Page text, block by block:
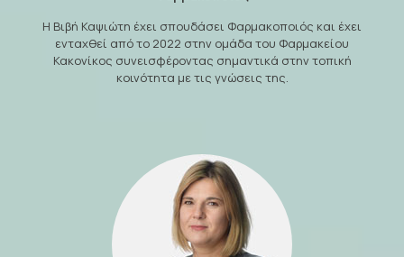
Η Βιβή Καψιώτη έχει σπουδάσει Φαρμακοποιός και έχει
ενταχθεί από το 2022 στην ομάδα του Φαρμακείου
Κακονίκος συνεισφέροντας σημαντικά στην τοπική
κοινότητα με τις γνώσεις της.